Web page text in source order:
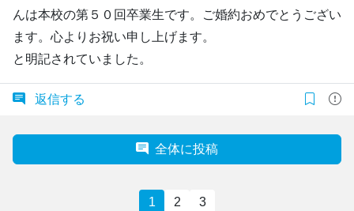
んは本校の第５０回卒業生です。ご婚約おめでとうござい
ます。心よりお祝い申し上げます。
と明記されていました。
返信する
全体に投稿
1 2 3